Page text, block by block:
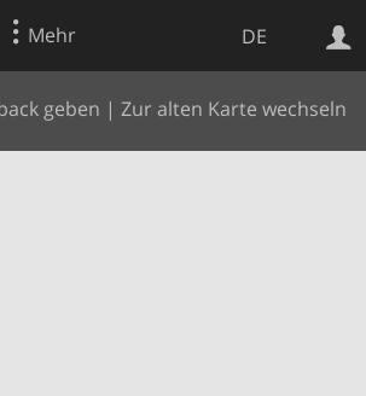
DE
Mehr
geben | Zur alten Karte wechseln
Websuche